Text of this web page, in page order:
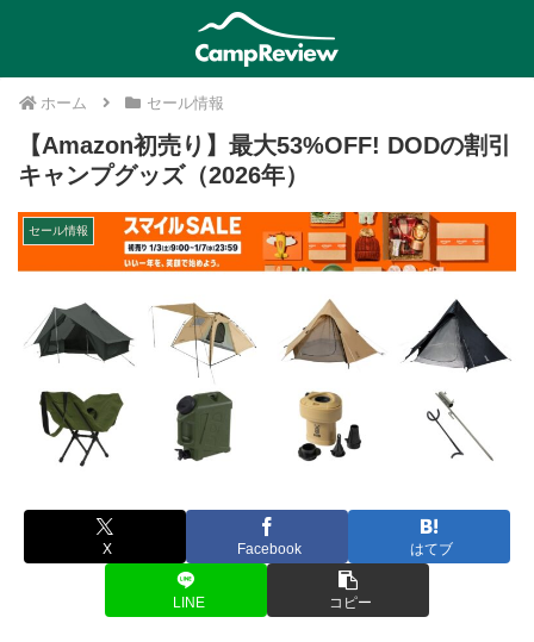
ホーム セール情報
【Amazon初売り】最大53%OFF! DODの割引
キャンプグッズ（2026年）
セール情報
X Facebook はてブ
LINE コピー